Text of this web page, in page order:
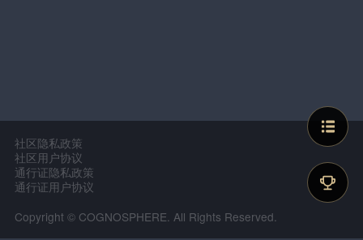
社区隐私政策
社区用户协议
通行证隐私政策
通行证用户协议
Copyright © COGNOSPHERE. All Rights Reserved.